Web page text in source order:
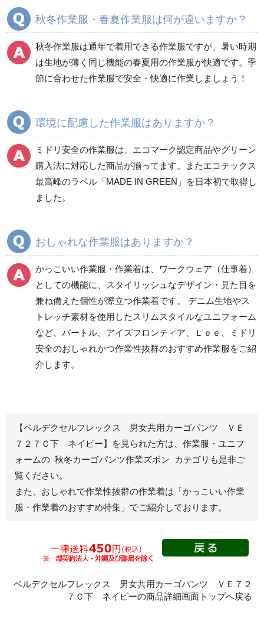
秋冬長袖
食品産業用長袖
食品産業用半袖
秋冬長袖
通年
ワークパンツ
ズボン
秋冬ワークパンツ作業
ズボン
食品産業用ワークパン
ツ
クリーンウェアワーク
パンツ
カーゴパンツ
春夏カーゴパンツ作業
ズボン
ズボン
レディース作業着
ブルゾン
ジャンパー
秋冬長袖
スモック
春夏半袖
ア
シャツ
秋冬作業服・春夏作業服は何が違いますか？
秋冬作業服は通年で着用できる作業服ですが、暑い時期
は生地が薄く同じ機能の春夏用の作業服が快適です。季
節に合わせた作業服で安全・快適に作業しましょう！
環境に配慮した作業服はありますか？
ミドリ安全の作業服は、エコマーク認定商品やグリーン
購入法に対応した商品が揃ってます。またエコテックス
最高峰のラベル「MADE IN GREEN」を日本初で取得し
ました。
おしゃれな作業服はありますか？
かっこいい作業服・作業着は、ワークウェア（仕事着）
としての機能に、スタイリッシュなデザイン・見た目を
兼ね備えた個性が際立つ作業着です。 デニム生地やス
トレッチ素材を使用したスリムスタイルなユニフォーム
など、バートル、アイズフロンティア、Ｌｅｅ、ミドリ
安全のおしゃれかつ作業性抜群のおすすめ作業服をご紹
介します。
【ベルデクセルフレックス 男女共用カーゴパンツ ＶＥ
７２７Ｃ下 ネイビー】を見られた方は、作業服・ユニフ
ォームの 秋冬カーゴパンツ作業ズボン カテゴリも是非ご
覧ください。
また、おしゃれで作業性抜群の作業着は 「かっこいい作業
服・作業着のおすすめ特集」 でご紹介しております。
ベルデクセルフレックス 男女共用カーゴパンツ ＶＥ７２
７Ｃ下 ネイビーの商品詳細画面トップへ戻る